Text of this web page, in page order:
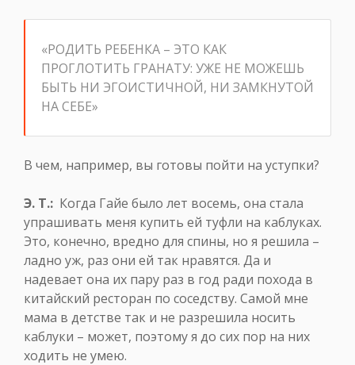
«РОДИТЬ РЕБЕНКА – ЭТО КАК
ПРОГЛОТИТЬ ГРАНАТУ: УЖЕ НЕ МОЖЕШЬ
БЫТЬ НИ ЭГОИСТИЧНОЙ, НИ ЗАМКНУТОЙ
НА СЕБЕ»
В чем, например, вы готовы пойти на уступки?
Э. Т.: Когда Гайе было лет восемь, она стала
упрашивать меня купить ей туфли на каблуках.
Это, конечно, вредно для спины, но я решила –
ладно уж, раз они ей так нравятся. Да и
надевает она их пару раз в год ради похода в
китайский ресторан по соседству. Самой мне
мама в детстве так и не разрешила носить
каблуки – может, поэтому я до сих пор на них
ходить не умею.